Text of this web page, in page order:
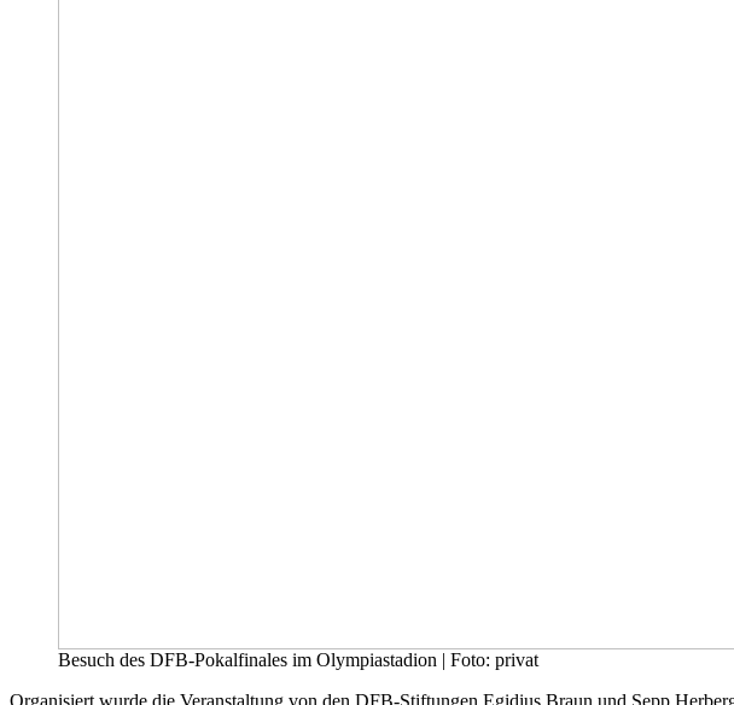
Besuch des DFB-Pokalfinales im Olympiastadion | Foto: privat
Organisiert wurde die Veranstaltung von den DFB-Stiftungen Egidius Braun und Sepp